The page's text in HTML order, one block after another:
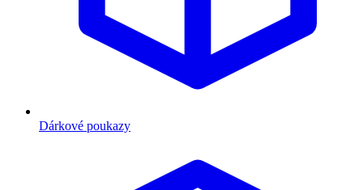
Dárkové poukazy